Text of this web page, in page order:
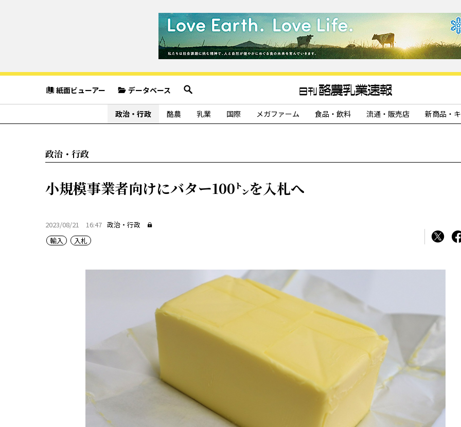
紙面ビューアー データベース
政治・行政 酪農 乳業 国際 メガファーム 食品・飲料 流通・販売店 新商品・
政治・行政
小規模事業者向けにバター100㌧を入札へ
2023/08/21 16:47 政治・行政
輸入
入札